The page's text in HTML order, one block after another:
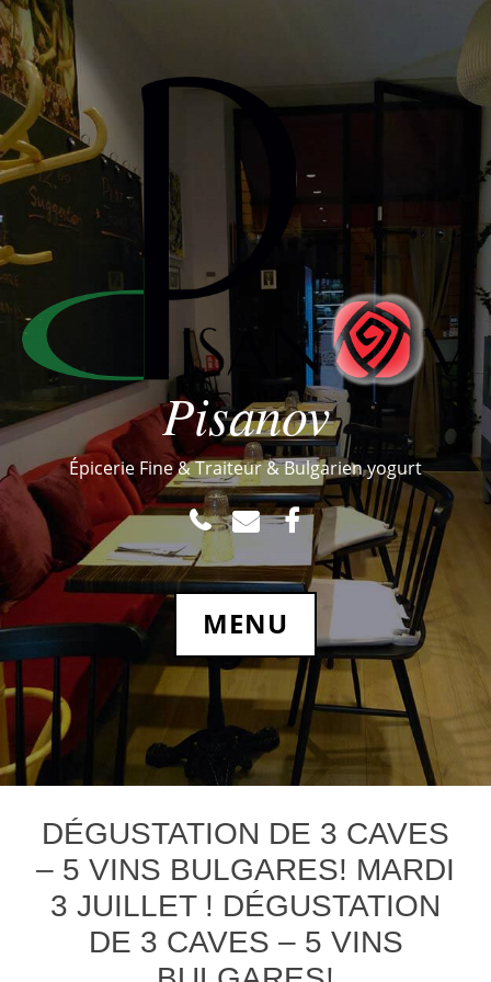
Pisanov
Épicerie Fine & Traiteur & Bulgarien yogurt
TEL MAIL FACEBOOK.COM
MENU
DÉGUSTATION DE 3 CAVES
– 5 VINS BULGARES! MARDI
3 JUILLET ! DÉGUSTATION
DE 3 CAVES – 5 VINS